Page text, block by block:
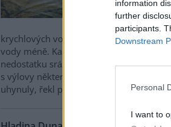
information
further
participants.
Downstream
Personal
I want to
Oproti
krychlových vody je v rybnících o 28
vody méně. Každý týden se kvůli
nedostatku srážek odpaří další 2,5
s výlovy některých rybníků předčasně,
uhynuly, řekl provozní ředitel Rybářství